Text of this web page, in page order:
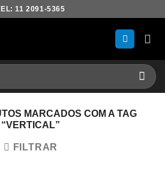
11 2091-5365
MARCADOS COM A TAG
“VERTICAL”
FILTRAR